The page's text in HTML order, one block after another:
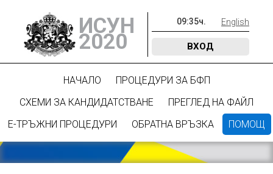
ИСУН
2020
09:35ч. English
ВХОД
НАЧАЛО
ПРОЦЕДУРИ ЗА БФП
СХЕМИ ЗА КАНДИДАТСТВАНЕ
ПРЕГЛЕД НА ФАЙЛ
Е-ТРЪЖНИ ПРОЦЕДУРИ
ОБРАТНА ВРЪЗКА ПОМОЩ